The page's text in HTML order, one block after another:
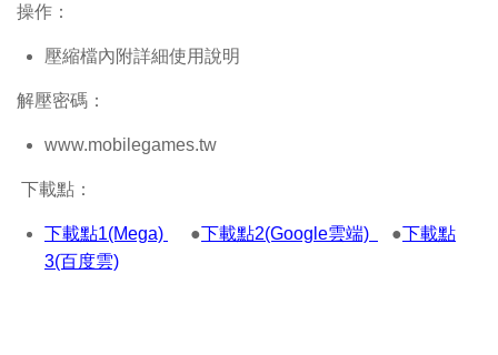
操作：
壓縮檔內附詳細使用說明
解壓密碼：
www.mobilegames.tw
下載點：
下載點1(Mega) ●下載點2(Google雲端) ●下載點
3(百度雲)